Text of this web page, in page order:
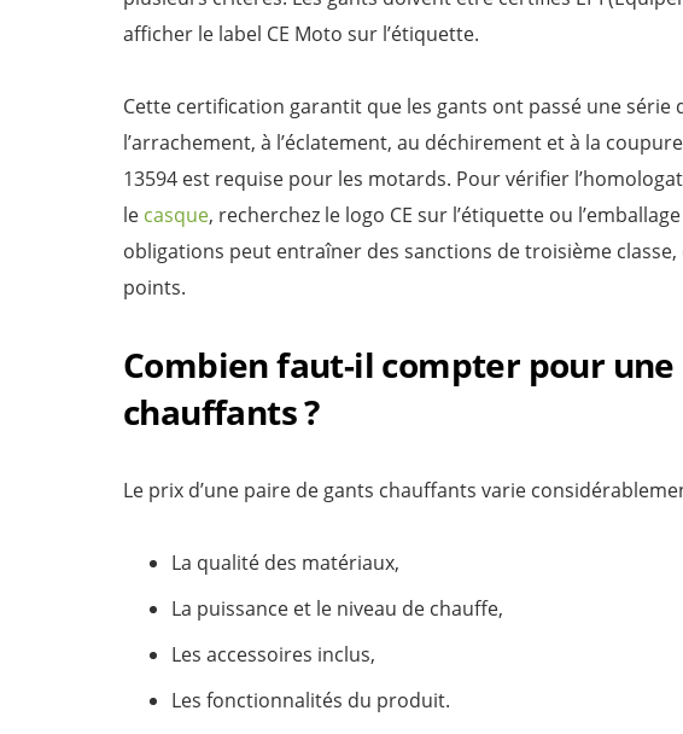
afficher le label CE Moto sur l’étiquette.
Cette certification garantit que les gants ont passé une série
l’arrachement, à l’éclatement, au déchirement et à la
13594 est requise pour les motards. Pour vérifier
le casque, recherchez le logo CE sur l’étiquette ou
obligations peut entraîner des sanctions de troisième
points.
Combien faut-il compter pour
chauffants ?
Le prix d’une paire de gants chauffants varie
La qualité des matériaux,
La puissance et le niveau de chauffe,
Les accessoires inclus,
Les fonctionnalités du produit.